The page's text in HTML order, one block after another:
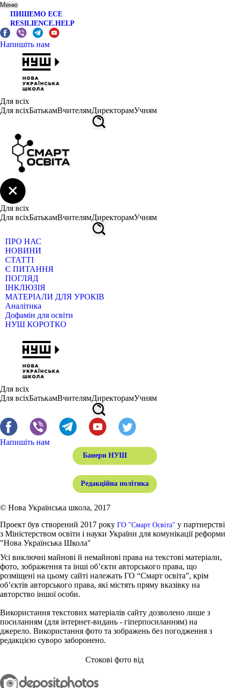
Меню
ПИШЕМО ЕСЕ
RESILIENCE.HELP
Напишіть нам
Для всіх
Для всіхБатькамВчителямДиректорамУчням
Для всіх
Для всіхБатькамВчителямДиректорамУчням
ПРО НАС
НОВИНИ
СТАТТІ
Є ПИТАННЯ
ПОГЛЯД
ІНКЛЮЗІЯ
МАТЕРІАЛИ ДЛЯ УРОКІВ
Аналітика
Дофамін для освіти
НУШ КОРОТКО
Для всіх
Для всіхБатькамВчителямДиректорамУчням
Напишіть нам
Банери НУШ
Редакційна політика
© Нова Українська школа, 2017
Проект був створений 2017 року ГО "Смарт Освіта" у партнерстві
з Міністерством освіти і науки України для комунікації реформи
"Нова Українська Школа"
Усі виключні майнові й немайнові права на текстові матеріали,
фото, зображення та інші об’єкти авторського права, що
розміщені на цьому сайті належать ГО “Смарт освіта”, крім
об’єктів авторського права, які містять пряму вказівку на
авторство іншої особи.
Використання текстових матеріалів сайту дозволено лише з
посиланням (для інтернет-видань - гіперпосиланням) на
джерело. Використання фото та зображень без погодження з
редакцією суворо заборонено.
Стокові фото від